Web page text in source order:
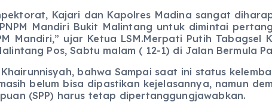
Kajari dan Kapolres Madina sangat
Mandiri Bukit Malintang untuk dimintai
Mandiri,” ujar Ketua LSM.Merpati Putih
Pos, Sabtu malam ( 12-1) di Jalan Bermula
bahwa Sampai saat ini status
belum bisa dipastikan kejelasannya, namun
(SPP) harus tetap dipertanggungjawabkan.